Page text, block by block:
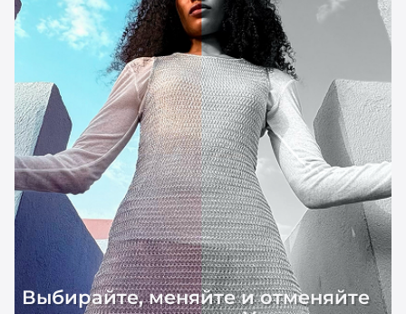
Выбирайте, меняйте и отменяйте